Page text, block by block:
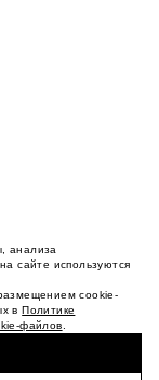
анализа
сайте используются
cookie-
вПолитике
файлов
MAAG